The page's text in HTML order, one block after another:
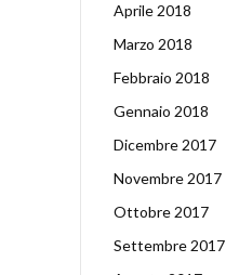
Aprile 2018
Marzo 2018
Febbraio 2018
Gennaio 2018
Dicembre 2017
Novembre 2017
Ottobre 2017
Settembre 2017